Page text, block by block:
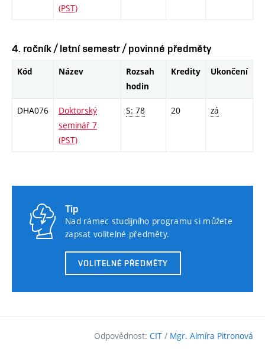
(PST)
4. ročník / letní semestr / povinné předměty
Kód Název
Rozsah
hodin
Kredity Ukončení
DHA076
Doktorský
seminář 7
(PST)
S: 78 20 zá
Tip
Nad rámec studijního programu si můžete
zapsat volitelné předměty.
VOLITELNÉ PŘEDMĚTY
Odpovědnost: CIT / Mgr. Almíra Pitronová